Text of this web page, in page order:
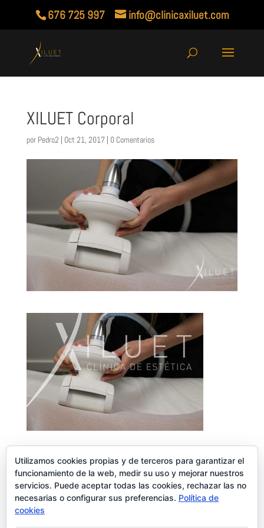
676 725 997 info@clinicaxiluet.com
XILUET Corporal
por Pedro2 | Oct 21, 2017| 0 Comentarios
Enviar comentario
Lo siento, debes estar
Utilizamos cookies propias y de terceros para garantizar el
funcionamiento de la web, medir su uso y mejorar nuestros
servicios. Puede aceptar todas las cookies, rechazar las no
necesarias o configurar sus preferencias. Política de
cookies